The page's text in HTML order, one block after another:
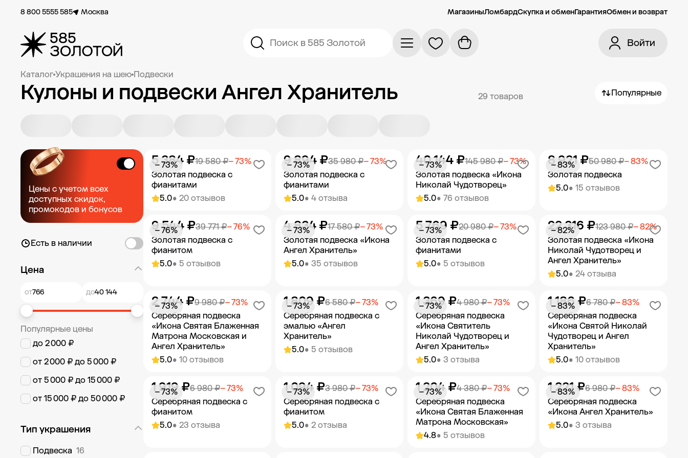
8 800 5555 585 Москва МагазиныЛомбардСкупка и обменГарантияОбмен и возврат
Поиск в 585 Золотой Войти
Каталог Украшения на шею Подвески
Кулоны и подвески Ангел Хранитель 29 товаров Популярные
Цены с учетом всех
доступных скидок,
промокодов и бонусов
Есть в наличии
Цена
от до
Популярные цены
до 2 000 ₽
от 2 000 ₽ до 5 000 ₽
от 5 000 ₽ до 15 000 ₽
от 15 000 ₽ до 50 000 ₽
Тип украшения
Подвеска 16
5.0• 20 отзывов
Золотая подвеска с
фианитами
19 580 ₽− 73%
5 384 ₽
− 73%
Добавить в корзину
5.0• 4 отзыва
Золотая подвеска с
фианитами
35 980 ₽− 73%
9 894 ₽
− 73%
Добавить в корзину
5.0• 76 отзывов
Золотая подвеска «Икона
Николай Чудотворец»
145 980 ₽− 73%
40 144 ₽
− 73%
Добавить в корзину
5.0• 15 отзывов
Золотая подвеска
50 980 ₽− 83%
8 921 ₽
− 83%
Добавить в корзину
5.0• 5 отзывов
Золотая подвеска с
фианитом
39 771 ₽− 76%
9 544 ₽
− 76%
Добавить в корзину
5.0• 35 отзывов
Золотая подвеска «Икона
Ангел Хранитель»
17 580 ₽− 73%
4 834 ₽
− 73%
Добавить в корзину
5.0• 5 отзывов
Золотая подвеска с
фианитами
20 980 ₽− 73%
5 769 ₽
− 73%
Добавить в корзину
5.0• 24 отзыва
Золотая подвеска «Икона
Николай Чудотворец и
Ангел Хранитель»
123 980 ₽− 82%
22 316 ₽
− 82%
Добавить в корзину
5.0• 10 отзывов
Серебряная подвеска
«Икона Святая Блаженная
Матрона Московская и
Ангел Хранитель»
9 980 ₽− 73%
2 744 ₽
− 73%
Добавить в корзину
5.0• 5 отзывов
Серебряная подвеска с
эмалью «Ангел
Хранитель»
6 580 ₽− 73%
1 809 ₽
− 73%
Добавить в корзину
5.0• 3 отзыва
Серебряная подвеска
«Икона Святитель
Николай Чудотворец и
Ангел Хранитель»
4 980 ₽− 73%
1 369 ₽
− 73%
Добавить в корзину
5.0• 10 отзывов
Серебряная подвеска
«Икона Святой Николай
Чудотворец и Ангел
Хранитель»
6 780 ₽− 83%
1 186 ₽
− 83%
Добавить в корзину
5.0• 23 отзыва
Серебряная подвеска с
фианитом
6 980 ₽− 73%
1 919 ₽
− 73%
5.0• 2 отзыва
Серебряная подвеска с
фианитом
3 980 ₽− 73%
1 094 ₽
− 73%
4.8• 5 отзывов
Серебряная подвеска
«Икона Святая Блаженная
Матрона Московская»
4 380 ₽− 73%
1 204 ₽
− 73%
5.0• 3 отзыва
Серебряная подвеска
«Икона Ангел Хранитель»
6 980 ₽− 83%
1 221 ₽
− 83%